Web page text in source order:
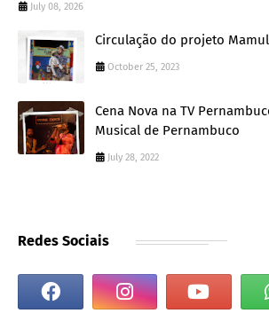
July 08, 2026
Circulação do projeto
October 25, 2023
Cena Nova na TV
Musical de Pernambuco
July 28, 2022
Redes Sociais